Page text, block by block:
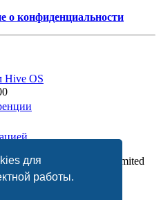
для
работы.
о конфиденциальности
Hive OS
Software © phpBB Limited